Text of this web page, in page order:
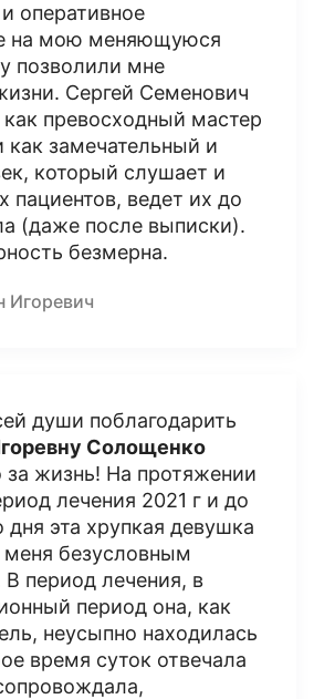
оперативное
на мою меняющуюся
позволили мне
Сергей Семенович
как превосходный мастер
как замечательный и
который слушает и
пациентов, ведет их до
(даже после выписки).
безмерна.
Игоревич
души поблагодарить
Солощенко
за жизнь! На протяжении
лечения 2021 г и до
дня эта хрупкая девушка
меня безусловным
В период лечения, в
период она, как
неусыпно находилась
время суток отвечала